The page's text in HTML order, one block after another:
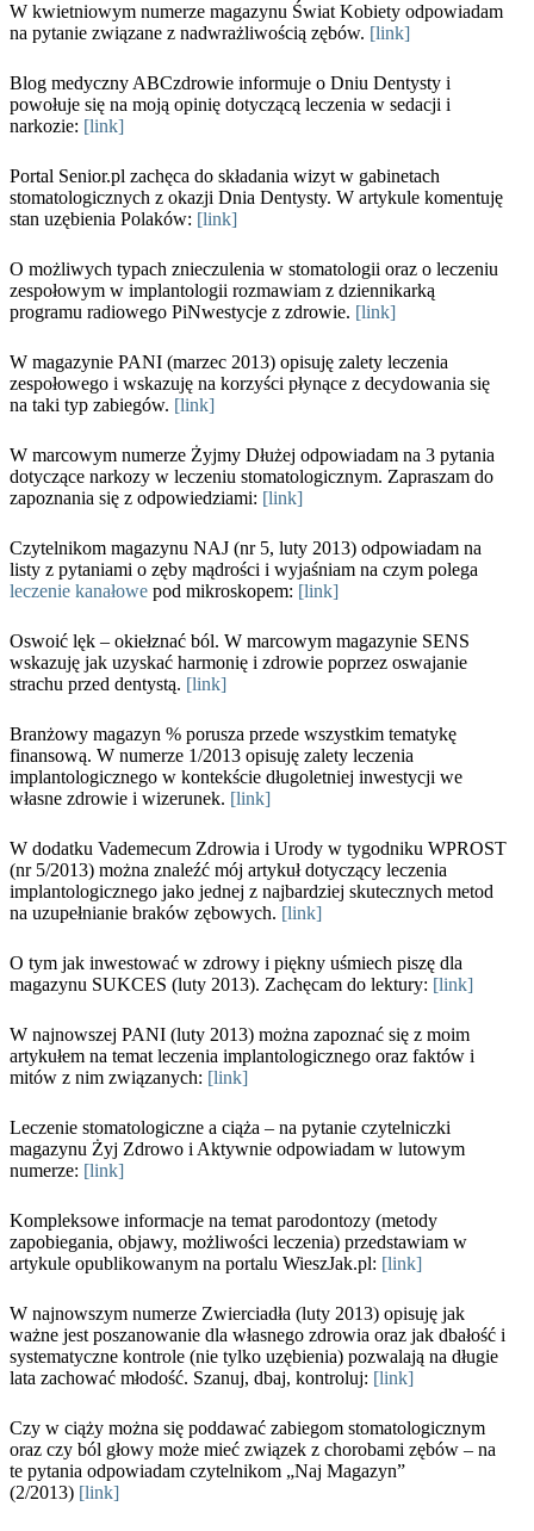
W kwietniowym numerze magazynu Świat Kobiety odpowiadam
na pytanie związane z nadwrażliwością zębów. [link]
Blog medyczny ABCzdrowie informuje o Dniu Dentysty i
powołuje się na moją opinię dotyczącą leczenia w sedacji i
narkozie: [link]
Portal Senior.pl zachęca do składania wizyt w gabinetach
stomatologicznych z okazji Dnia Dentysty. W artykule komentuję
stan uzębienia Polaków: [link]
O możliwych typach znieczulenia w stomatologii oraz o leczeniu
zespołowym w implantologii rozmawiam z dziennikarką
programu radiowego PiNwestycje z zdrowie. [link]
W magazynie PANI (marzec 2013) opisuję zalety leczenia
zespołowego i wskazuję na korzyści płynące z decydowania się
na taki typ zabiegów. [link]
W marcowym numerze Żyjmy Dłużej odpowiadam na 3 pytania
dotyczące narkozy w leczeniu stomatologicznym. Zapraszam do
zapoznania się z odpowiedziami: [link]
Czytelnikom magazynu NAJ (nr 5, luty 2013) odpowiadam na
listy z pytaniami o zęby mądrości i wyjaśniam na czym polega
leczenie kanałowe pod mikroskopem: [link]
Oswoić lęk – okiełznać ból. W marcowym magazynie SENS
wskazuję jak uzyskać harmonię i zdrowie poprzez oswajanie
strachu przed dentystą. [link]
Branżowy magazyn % porusza przede wszystkim tematykę
finansową. W numerze 1/2013 opisuję zalety leczenia
implantologicznego w kontekście długoletniej inwestycji we
własne zdrowie i wizerunek. [link]
W dodatku Vademecum Zdrowia i Urody w tygodniku WPROST
(nr 5/2013) można znaleźć mój artykuł dotyczący leczenia
implantologicznego jako jednej z najbardziej skutecznych metod
na uzupełnianie braków zębowych. [link]
O tym jak inwestować w zdrowy i piękny uśmiech piszę dla
magazynu SUKCES (luty 2013). Zachęcam do lektury: [link]
W najnowszej PANI (luty 2013) można zapoznać się z moim
artykułem na temat leczenia implantologicznego oraz faktów i
mitów z nim związanych: [link]
Leczenie stomatologiczne a ciąża – na pytanie czytelniczki
magazynu Żyj Zdrowo i Aktywnie odpowiadam w lutowym
numerze: [link]
Kompleksowe informacje na temat parodontozy (metody
zapobiegania, objawy, możliwości leczenia) przedstawiam w
artykule opublikowanym na portalu WieszJak.pl: [link]
W najnowszym numerze Zwierciadła (luty 2013) opisuję jak
ważne jest poszanowanie dla własnego zdrowia oraz jak dbałość i
systematyczne kontrole (nie tylko uzębienia) pozwalają na długie
lata zachować młodość. Szanuj, dbaj, kontroluj: [link]
Czy w ciąży można się poddawać zabiegom stomatologicznym
oraz czy ból głowy może mieć związek z chorobami zębów – na
te pytania odpowiadam czytelnikom „Naj Magazyn”
(2/2013) [link]